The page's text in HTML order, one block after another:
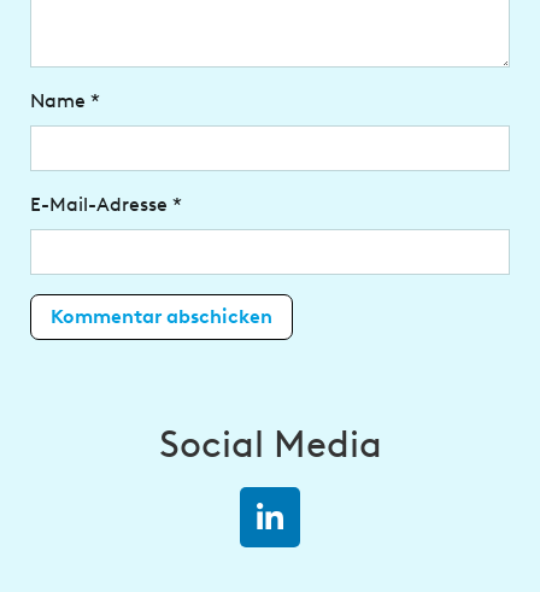
Name *
E-Mail-Adresse *
Social Media